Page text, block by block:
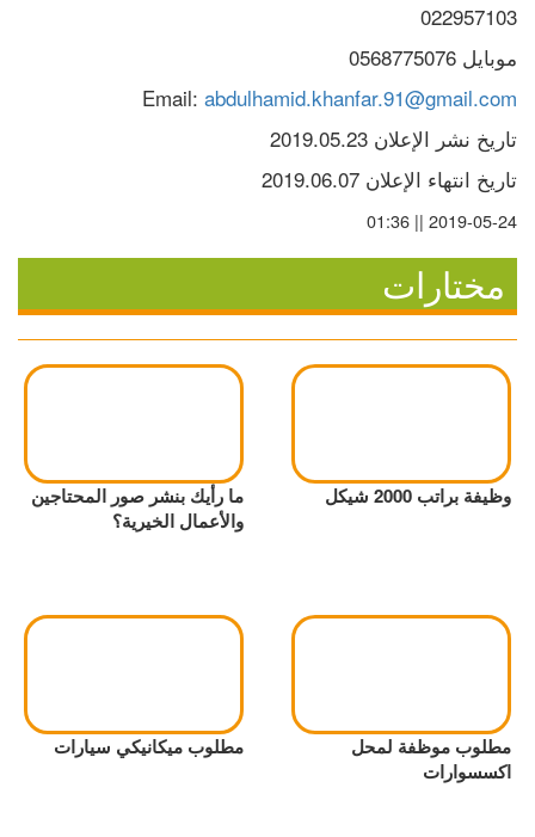
022957103
موبايل 0568775076
Email: abdulhamid.khanfar.91@gmail.com
تاريخ نشر الإعلان 2019.05.23
تاريخ انتهاء الإعلان 2019.06.07
2019-05-24 || 01:36
مختارات
وظيفة براتب 2000 شيكل
ما رأيك بنشر صور المحتاجين
والأعمال الخيرية؟
مطلوب موظفة لمحل
اكسسوارات
مطلوب ميكانيكي سيارات